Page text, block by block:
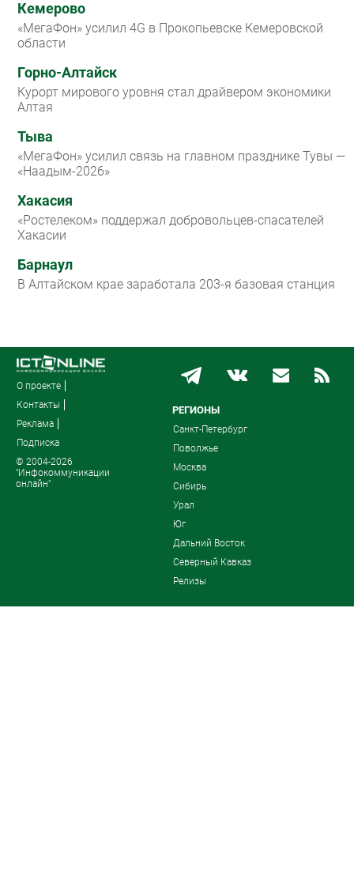
Кемерово
«МегаФон» усилил 4G в Прокопьевске Кемеровской
области
Горно-Алтайск
Курорт мирового уровня стал драйвером экономики
Алтая
Тыва
«МегаФон» усилил связь на главном празднике Тувы —
«Наадым-2026»
Хакасия
«Ростелеком» поддержал добровольцев-спасателей
Хакасии
Барнаул
В Алтайском крае заработала 203-я базовая станция
О проекте
Контакты
Реклама
Подписка
© 2004-2026
"Инфокоммуникации
онлайн"
РЕГИОНЫ
Санкт-Петербург
Поволжье
Москва
Сибирь
Урал
Юг
Дальний Восток
Северный Кавказ
Релизы